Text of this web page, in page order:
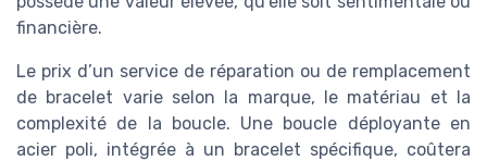
financière.
Le prix d’un service de réparation ou de remplacement
de bracelet varie selon la marque, le matériau et la
complexité de la boucle. Une boucle déployante en
acier poli, intégrée à un bracelet spécifique, coûtera